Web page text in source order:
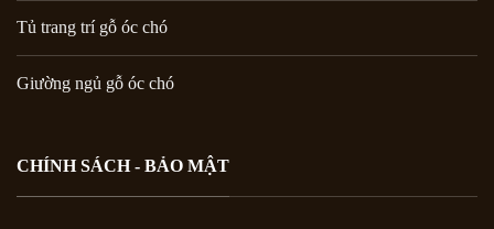
Tủ trang trí gỗ óc chó
Giường ngủ gỗ óc chó
CHÍNH SÁCH - BẢO MẬT